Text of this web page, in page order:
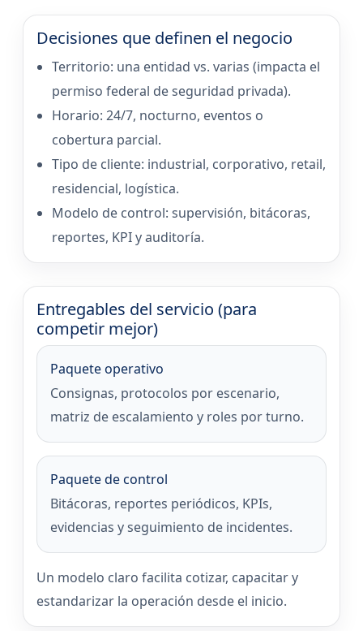
Decisiones que definen el negocio
Territorio: una entidad vs. varias (impacta el
permiso federal de seguridad privada).
Horario: 24/7, nocturno, eventos o
cobertura parcial.
Tipo de cliente: industrial, corporativo, retail,
residencial, logística.
Modelo de control: supervisión, bitácoras,
reportes, KPI y auditoría.
Entregables del servicio (para
competir mejor)
Paquete operativo
Consignas, protocolos por escenario,
matriz de escalamiento y roles por turno.
Paquete de control
Bitácoras, reportes periódicos, KPIs,
evidencias y seguimiento de incidentes.
Un modelo claro facilita cotizar, capacitar y
estandarizar la operación desde el inicio.